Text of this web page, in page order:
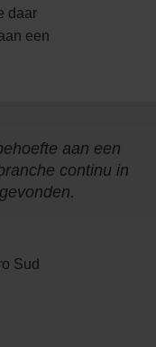
daar
een
aan een
continu in
Sud